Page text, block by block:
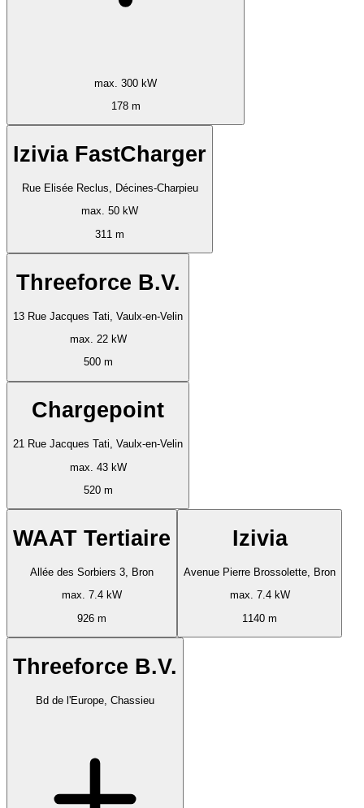
max. 300 kW
178 m
Izivia FastCharger
Rue Elisée Reclus, Décines-Charpieu
max. 50 kW
311 m
Threeforce B.V.
13 Rue Jacques Tati, Vaulx-en-Velin
max. 22 kW
500 m
Chargepoint
21 Rue Jacques Tati, Vaulx-en-Velin
max. 43 kW
520 m
WAAT Tertiaire
Allée des Sorbiers 3, Bron
max. 7.4 kW
926 m
Izivia
Avenue Pierre Brossolette, Bron
max. 7.4 kW
1140 m
Threeforce B.V.
Bd de l'Europe, Chassieu